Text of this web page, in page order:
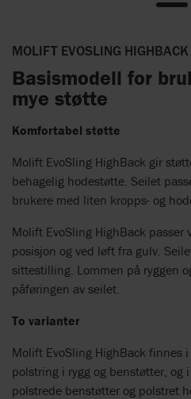
MOLIFT EVOSLING
Basismodell for
mye støtte
Komfortabel støtte
Molift EvoSling HighBack gir
behagelig hodestøtte. Seilet
brukere med liten kropps- og
Molift EvoSling HighBack
posisjon og ved løft fra gulv.
sittestilling. Lommen på ryggen
påføringen av seilet.
To varianter
Molift EvoSling HighBack finnes
polstring i rygg og benstøtter, og
polstrede benstøtter og polstret